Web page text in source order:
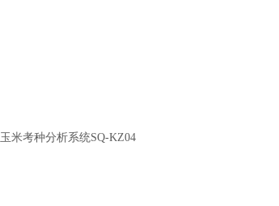
玉米考种分析系统SQ-KZ04